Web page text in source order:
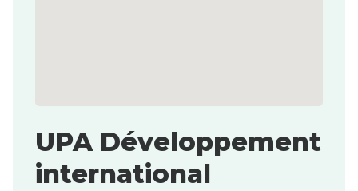
UPA Développement
international